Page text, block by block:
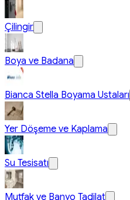
Çilingir
Boya ve Badana
Bianca Stella Boyama Ustaları
Yer Döşeme ve Kaplama
Su Tesisatı
Mutfak ve Banyo Tadilat